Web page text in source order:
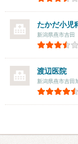
たかだ小児
新潟県燕市吉田
渡辺医院
新潟県燕市吉田